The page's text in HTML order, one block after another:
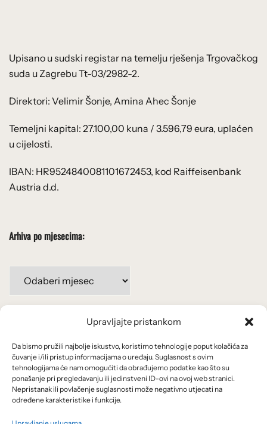
Upravljajte pristankom
Da bismo pružili najbolje iskustvo, koristimo tehnologije poput kolačića za
čuvanje i/ili pristup informacijama o uređaju. Suglasnost s ovim
tehnologijama će nam omogućiti da obrađujemo podatke kao što su
ponašanje pri pregledavanju ili jedinstveni ID-ovi na ovoj web stranici.
Nepristanak ili povlačenje suglasnosti može negativno utjecati na
određene karakteristike i funkcije.
Upisano u sudski registar na temelju rješenja Trgovačkog
suda u Zagrebu Tt-03/2982-2.
Direktori: Velimir Šonje, Amina Ahec Šonje
Temeljni kapital: 27.100,00 kuna / 3.596,79 eura, uplaćen
u cijelosti.
IBAN: HR9524840081101672453, kod Raiffeisenbank
Austria d.d.
Arhiva po mjesecima:
mjesecima:
Uvjeti korištenja
Politika privatnosti
Kolačići